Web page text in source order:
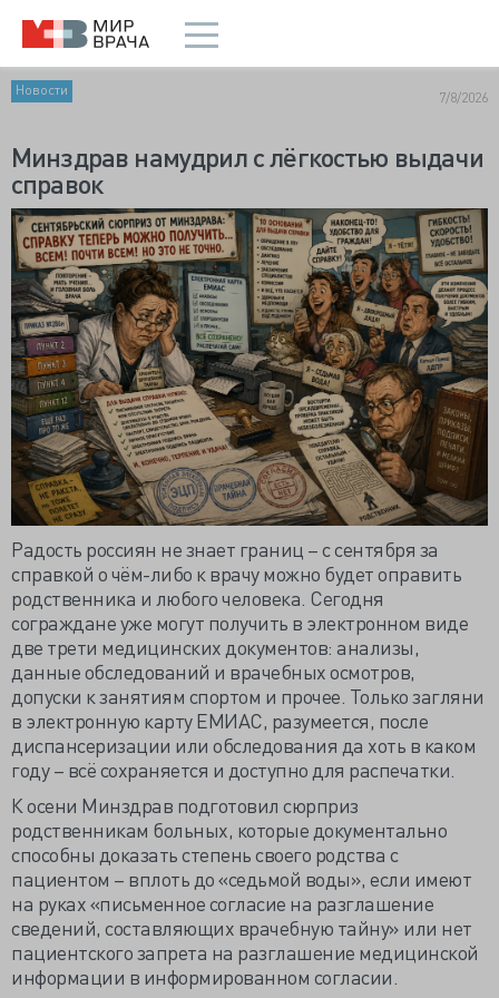
Новости 7/8/2026
Минздрав намудрил с лёгкостью выдачи
справок
Радость россиян не знает границ – с сентября за
справкой о чём-либо к врачу можно будет оправить
родственника и любого человека. Сегодня
сограждане уже могут получить в электронном виде
две трети медицинских документов: анализы,
данные обследований и врачебных осмотров,
допуски к занятиям спортом и прочее. Только загляни
в электронную карту ЕМИАС, разумеется, после
диспансеризации или обследования да хоть в каком
году – всё сохраняется и доступно для распечатки.
К осени Минздрав подготовил сюрприз
родственникам больных, которые документально
способны доказать степень своего родства с
пациентом – вплоть до «седьмой воды», если имеют
на руках «письменное согласие на разглашение
сведений, составляющих врачебную тайну» или нет
пациентского запрета на разглашение медицинской
информации в информированном согласии.